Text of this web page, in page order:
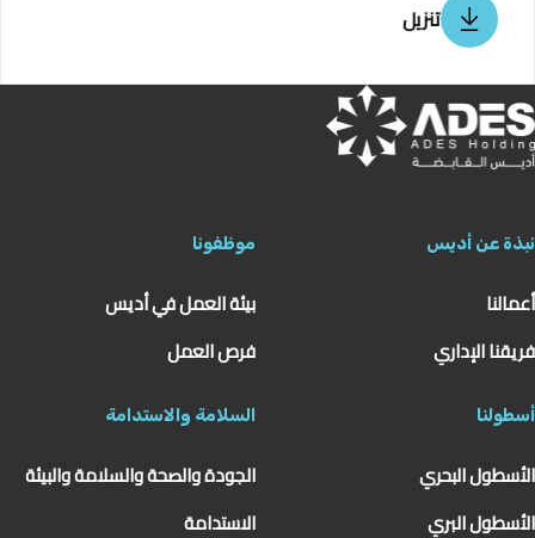
تنزيل
نبذة عن أديس
أعمالنا
فريقنا الإداري
موظفونا
بيئة العمل في أديس
فرص العمل
أسطولنا
الأسطول البحري
الأسطول البري
السلامة والاستدامة
الجودة والصحة والسلامة والبيئة
الاستدامة